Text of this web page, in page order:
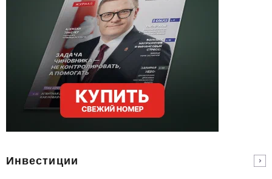
Инвестиции